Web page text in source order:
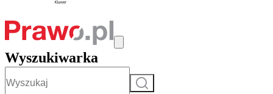
Wyszukiwarka
Szukaj